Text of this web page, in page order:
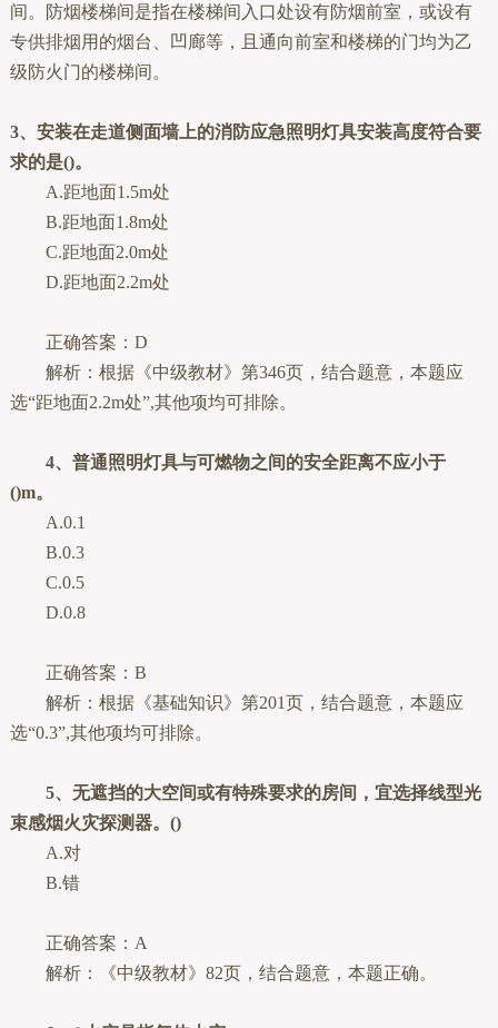
间。防烟楼梯间是指在楼梯间入口处设有防烟前室，或设有
专供排烟用的烟台、凹廊等，且通向前室和楼梯的门均为乙
级防火门的楼梯间。
3、安装在走道侧面墙上的消防应急照明灯具安装高度符合要
求的是()。
A.距地面1.5m处
B.距地面1.8m处
C.距地面2.0m处
D.距地面2.2m处
正确答案：D
解析：根据《中级教材》第346页，结合题意，本题应
选“距地面2.2m处”,其他项均可排除。
4、普通照明灯具与可燃物之间的安全距离不应小于
()m。
A.0.1
B.0.3
C.0.5
D.0.8
正确答案：B
解析：根据《基础知识》第201页，结合题意，本题应
选“0.3”,其他项均可排除。
5、无遮挡的大空间或有特殊要求的房间，宜选择线型光
束感烟火灾探测器。()
A.对
B.错
正确答案：A
解析：《中级教材》82页，结合题意，本题正确。